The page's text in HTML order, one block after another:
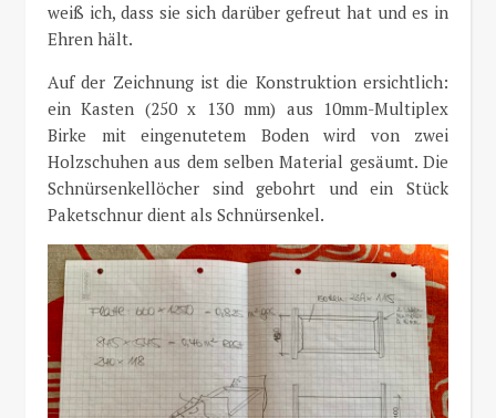
weiß ich, dass sie sich darüber gefreut hat und es in
Ehren hält.
Auf der Zeichnung ist die Konstruktion ersichtlich:
ein Kasten (250 x 130 mm) aus 10mm-Multiplex
Birke mit eingenutetem Boden wird von zwei
Holzschuhen aus dem selben Material gesäumt. Die
Schnürsenkellöcher sind gebohrt und ein Stück
Paketschnur dient als Schnürsenkel.